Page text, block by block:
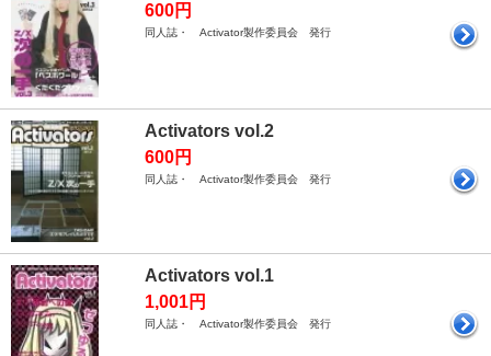
600円
同人誌・ Activator製作委員会 発行
Activators vol.2
600円
同人誌・ Activator製作委員会 発行
Activators vol.1
1,001円
同人誌・ Activator製作委員会 発行